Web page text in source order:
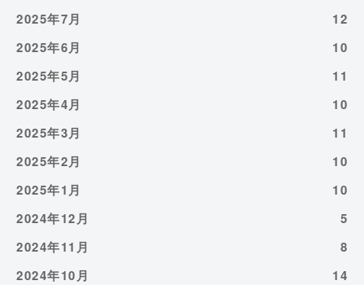
2025年7月
12
2025年6月
10
2025年5月
11
2025年4月
10
2025年3月
11
2025年2月
10
2025年1月
10
2024年12月
5
2024年11月
8
2024年10月
14